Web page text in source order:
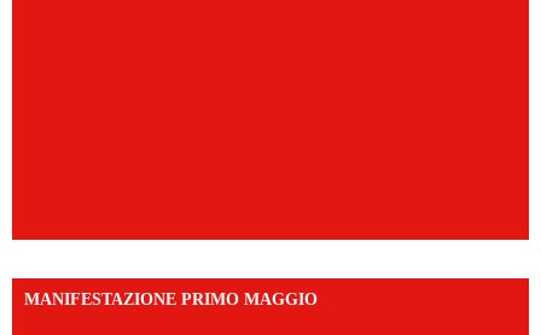
MANIFESTAZIONE PRIMO MAGGIO